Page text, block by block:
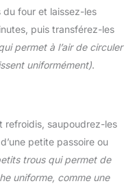
four et laissez-les
puis transférez-les
permet à l’air de circuler
uniformément).
refroidis, saupoudrez-les
petite passoire ou
trous qui permet de
uniforme, comme une